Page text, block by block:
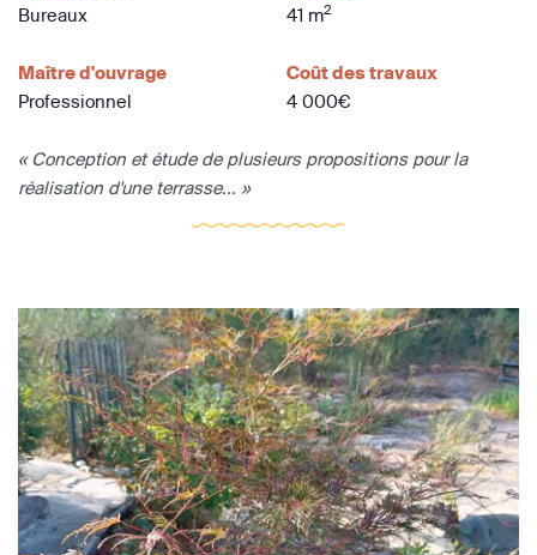
Bureaux
41 m2
Maître d'ouvrage
Professionnel
Coût des travaux
4 000€
« Conception et étude de plusieurs propositions pour la
réalisation d'une terrasse... »